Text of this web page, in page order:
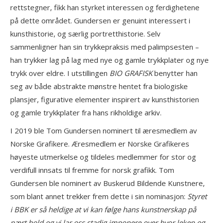
rettstegner, fikk han styrket interessen og ferdighetene
på dette området. Gundersen er genuint interessert i
kunsthistorie, og særlig portretthistorie. Selv
sammenligner han sin trykkepraksis med palimpsesten –
han trykker lag på lag med nye og gamle trykkplater og nye
trykk over eldre. I utstillingen BIO GRAFISKbenytter han
seg av både abstrakte mønstre hentet fra biologiske
plansjer, figurative elementer inspirert av kunsthistorien
og gamle trykkplater fra hans rikholdige arkiv.
I 2019 ble Tom Gundersen nominert til æresmedlem av
Norske Grafikere. Æresmedlem er Norske Grafikeres
høyeste utmerkelse og tildeles medlemmer for stor og
verdifull innsats til fremme for norsk grafikk. Tom
Gundersen ble nominert av Buskerud Bildende Kunstnere,
som blant annet trekker frem dette i sin nominasjon: Styret
i BBK er så heldige at vi kan følge hans kunstnerskap på